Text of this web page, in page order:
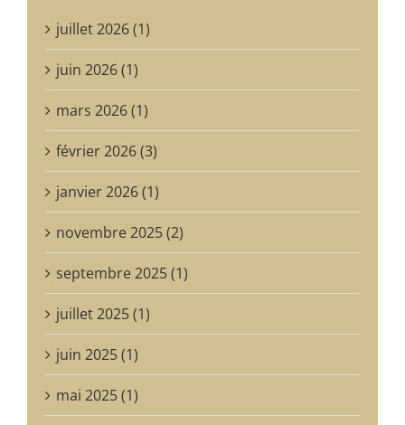
juillet 2026 (1)
juin 2026 (1)
mars 2026 (1)
février 2026 (3)
janvier 2026 (1)
novembre 2025 (2)
septembre 2025 (1)
juillet 2025 (1)
juin 2025 (1)
mai 2025 (1)